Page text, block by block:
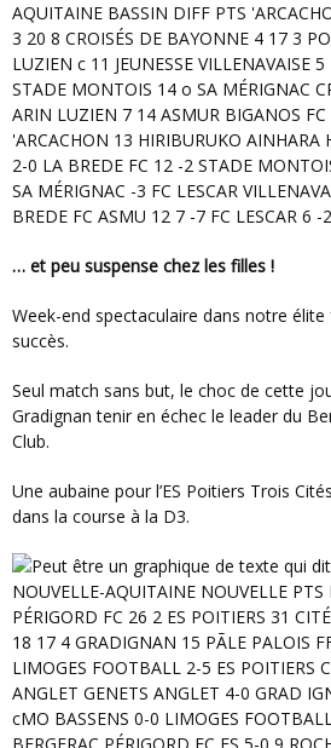
… et peu suspense chez les filles !
Week-end spectaculaire dans notre élite féminine avec de larges
succès.
Seul match sans but, le choc de cette journée a vu le FC
Gradignan tenir en échec le leader du
Club.
Une aubaine pour l’ES Poitiers Trois Cités Féminine qui se relance
dans la course à la D3.